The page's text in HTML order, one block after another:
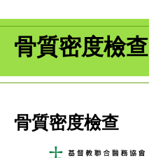
骨質密度檢查
骨質密度檢查